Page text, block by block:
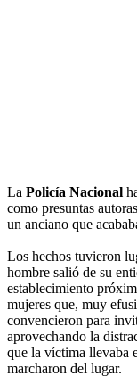
La Policía Nacional
como presuntas
un anciano que
Los hechos tuvieron
hombre salió de su
establecimiento
mujeres que, muy
convencieron para
aprovechando la
que la víctima llevaba
marcharon del lugar.